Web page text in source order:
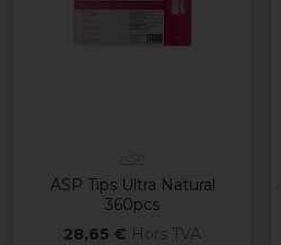
ASP Tips Ultra Natural
360pcs
28,65 € Hors TVA